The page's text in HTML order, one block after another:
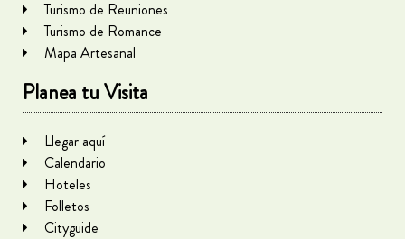
Turismo de Reuniones
Turismo de Romance
Mapa Artesanal
Planea tu Visita
Llegar aquí
Calendario
Hoteles
Folletos
Cityguide